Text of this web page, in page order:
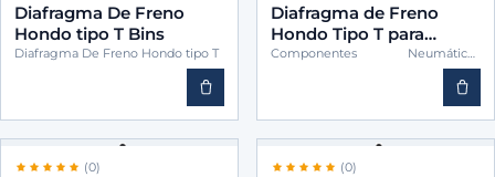
Diafragma De Freno
Hondo tipo T Bins
Diafragma De Freno Hondo tipo T
Diafragma de Freno
Hondo Tipo T para
Camiones – BINS
Componentes Neumáticos
(0) (0)